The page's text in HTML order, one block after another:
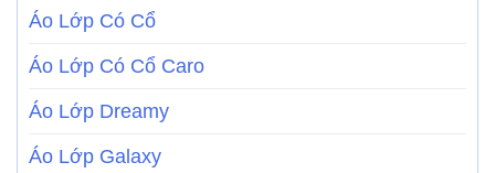
Áo Lớp Có Cổ
Áo Lớp Có Cổ Caro
Áo Lớp Dreamy
Áo Lớp Galaxy